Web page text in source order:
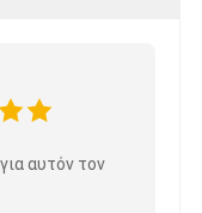
αυτόν τον